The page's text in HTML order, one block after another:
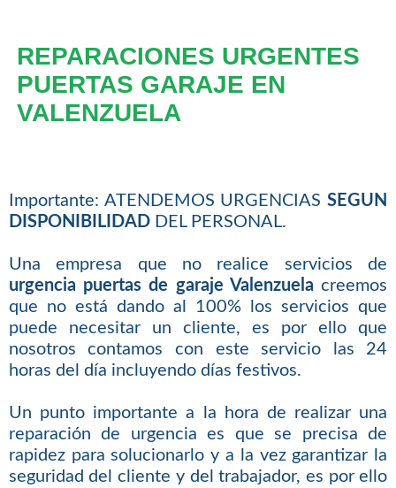
REPARACIONES URGENTES
PUERTAS GARAJE EN
VALENZUELA
Importante: ATENDEMOS URGENCIASSEGUN
DISPONIBILIDADDEL PERSONAL.
Una empresa que no realice servicios de
urgencia puertas de garaje Valenzuela creemos
que no está dando al 100% los servicios que
puede necesitar un cliente, es por ello que
nosotros contamos con este servicio las 24
horas del día incluyendo días festivos.
Un punto importante a la hora de realizar una
reparación de urgencia es que se precisa de
rapidez para solucionarlo y a la vez garantizar la
seguridad del cliente y del trabajador, es por ello